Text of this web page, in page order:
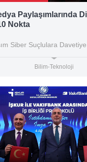
Paylaşımlarında
Nokta
Siber Suçlulara Davetiye
Bilim-Teknoloji